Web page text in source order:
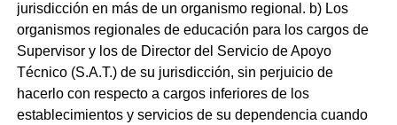
jurisdicción en más de un organismo regional. b) Los
organismos regionales de educación para los cargos de
Supervisor y los de Director del Servicio de Apoyo
Técnico (S.A.T.) de su jurisdicción, sin perjuicio de
hacerlo con respecto a cargos inferiores de los
establecimientos y servicios de su dependencia cuando